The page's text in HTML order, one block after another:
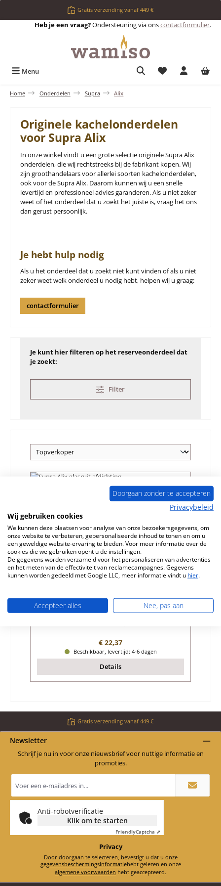
Ga naar de hoofdinhoudGratis verzending vanaf 449 €
Heb je een vraag?Ondersteuning via onscontactformulier.
Menu Je hebt 0 items
Home Onderdelen Supra Alix
Originele kachelonderdelen
voor Supra Alix
In onze winkel vindt u een grote selectie originele Supra Alix
onderdelen, die wij rechtstreeks bij de fabrikant kopen. Wij
zijn groothandelaars voor allerlei soorten kachelonderdelen,
ook voor de Supra Alix. Daarom kunnen wij u een snelle
levertijd en professioneel advies garanderen. Als u niet zeker
weet of het onderdeel dat u zoekt het juiste is, vraag het ons
dan gerust persoonlijk.
Je hebt hulp nodig
Als u het onderdeel dat u zoekt niet kunt vinden of als u niet
zeker weet welk onderdeel u nodig hebt, helpen wij u graag:
contactformulier
Je kunt hier filteren op het reserveonderdeel dat
je zoekt:
Filter
Supra Alix glasruit afdichting
Productnummer:
01058277
Normale prijs:
€ 22,37
Beschikbaar, levertijd: 4-6 dagen
Details
Gratis verzending vanaf 449 €
Newsletter
Schrijf je nu in voor onze nieuwsbrief voor nuttige informatie en
promoties.
mailadres
*
Anti-robotverificatie
Klik om te starten
FriendlyCaptcha ⇗
Privacy
Door doorgaan te selecteren, bevestigt u dat u onze
gegevensbeschermingsinformatie
hebt gelezen en onze
algemene voorwaarden hebt geaccepteerd.
Doorgaan zonder te accepteren
Privacybeleid
Wij gebruiken cookies
We kunnen deze plaatsen voor analyse van onze bezoekersgegevens, om
onze website te verbeteren, gepersonaliseerde inhoud te tonen en om u
een geweldige website-ervaring te bieden. Voor meer informatie over de
cookies die we gebruiken opent u de instellingen.
De gegevens worden verzameld voor het personaliseren van advertenties
en het meten van de effectiviteit van reclamecampagnes. Gegevens
kunnen worden gedeeld met Google LLC, meer informatie vindt u hier.
Accepteer alles Nee, pas aan